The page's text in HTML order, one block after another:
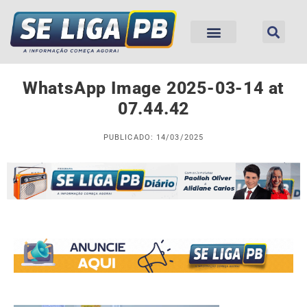
WhatsApp Image 2025-03-14 at
07.44.42
PUBLICADO: 14/03/2025